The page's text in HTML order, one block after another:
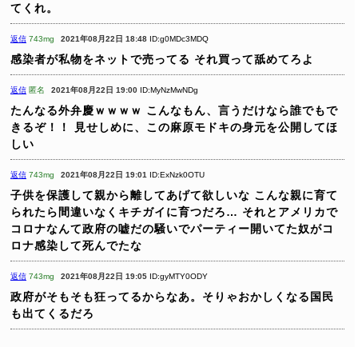
てくれ。
返信 743mg 2021年08月22日 18:48 ID:g0MDc3MDQ
感染者が私物をネットで売ってる それ買って舐めてろよ
返信 匿名 2021年08月22日 19:00 ID:MyNzMwNDg
たんなる外弁慶ｗｗｗｗ こんなもん、言うだけなら誰でもで
きるぞ！！
見せしめに、この麻原モドキの身元を公開してほ
しい
返信 743mg 2021年08月22日 19:01 ID:ExNzk0OTU
子供を保護して親から離してあげて欲しいな こんな親に育て
られたら間違いなくキチガイに育つだろ… それとアメリカで
コロナなんて政府の嘘だの騒いでパーティー開いてた奴がコ
ロナ感染して死んでたな
返信 743mg 2021年08月22日 19:05 ID:gyMTY0ODY
政府がそもそも狂ってるからなあ。そりゃおかしくなる国民
も出てくるだろ